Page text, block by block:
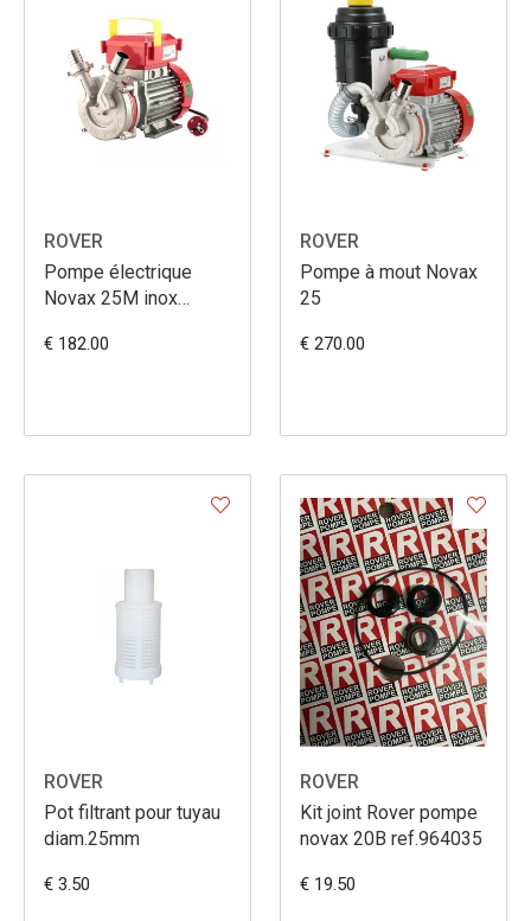
ROVER
Pompe électrique
Novax 25M inox
€ 182.00
ROVER
Pompe à mout Novax
25
€ 270.00
ROVER
Pot filtrant pour tuyau
diam.25mm
€ 3.50
ROVER
Kit joint Rover pompe
novax 20B ref.964035
€ 19.50